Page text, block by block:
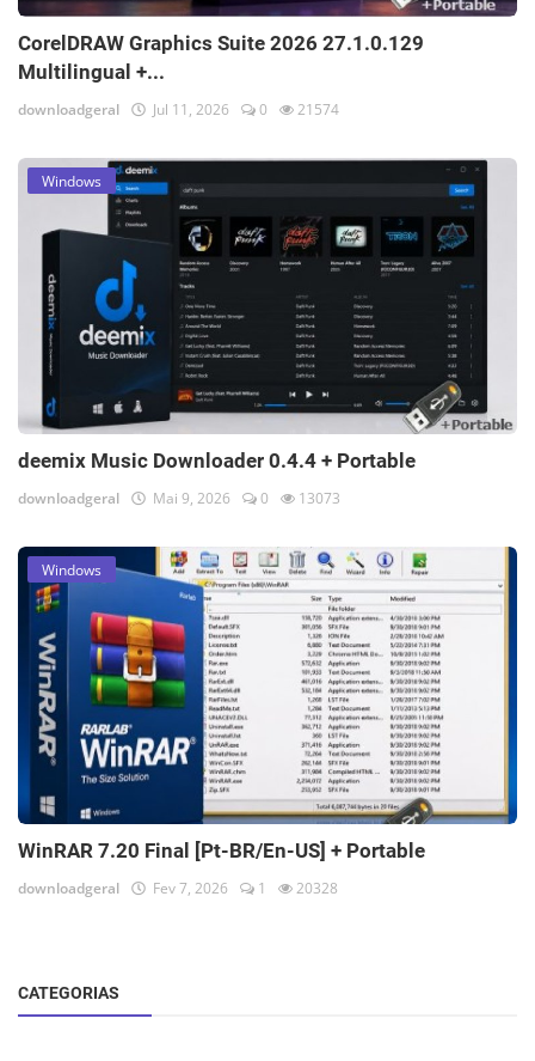
CorelDRAW Graphics Suite 2026 27.1.0.129
Multilingual +...
downloadgeral Jul 11, 2026 0 21574
Windows
deemix Music Downloader 0.4.4 + Portable
downloadgeral Mai 9, 2026 0 13073
Windows
WinRAR 7.20 Final [Pt-BR/En-US] + Portable
downloadgeral Fev 7, 2026 1 20328
CATEGORIAS